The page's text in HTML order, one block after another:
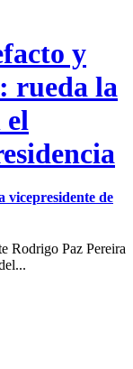
y
rueda la
el
vicepresidente de
Rodrigo Paz Pereira